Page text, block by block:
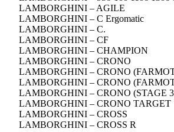
LAMBORGHINI – AGILE
LAMBORGHINI – C Ergomatic
LAMBORGHINI – C.
LAMBORGHINI – CF
LAMBORGHINI – CHAMPION
LAMBORGHINI – CRONO
LAMBORGHINI – CRONO
LAMBORGHINI – CRONO
LAMBORGHINI – CRONO (STAGE
LAMBORGHINI – CRONO TARGET
LAMBORGHINI – CROSS
LAMBORGHINI – CROSS R